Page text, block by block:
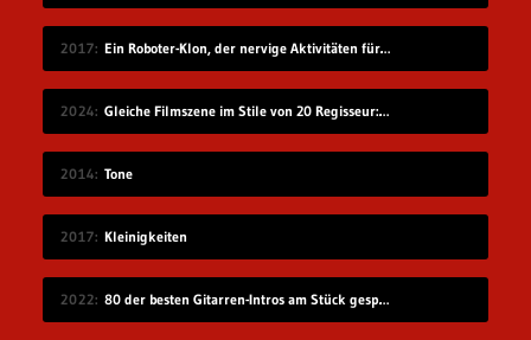
2017 Ein Roboter-Klon, der nervige Aktivitäten für dich übernimmt
2024 Gleiche Filmszene im Stile von 20 Regisseur:innen
2014 Tone
2017 Kleinigkeiten
2022 80 der besten Gitarren-Intros am Stück gespielt